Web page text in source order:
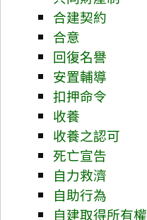
合建契約
合意
回復名譽
安置輔導
扣押命令
收養
收養之認可
死亡宣告
自力救濟
自助行為
自建取得所有權